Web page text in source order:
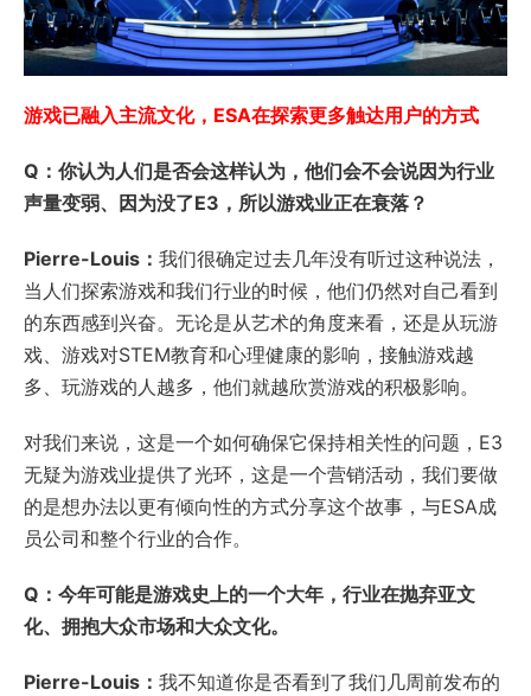
游戏已融入主流文化，ESA在探索更多触达用户的方式
Q：你认为人们是否会这样认为，他们会不会说因为行业
声量变弱、因为没了E3，所以游戏业正在衰落？
Pierre-Louis： 我们很确定过去几年没有听过这种说法，
当人们探索游戏和我们行业的时候，他们仍然对自己看到
的东西感到兴奋。无论是从艺术的角度来看，还是从玩游
戏、游戏对STEM教育和心理健康的影响，接触游戏越
多、玩游戏的人越多，他们就越欣赏游戏的积极影响。
对我们来说，这是一个如何确保它保持相关性的问题，E3
无疑为游戏业提供了光环，这是一个营销活动，我们要做
的是想办法以更有倾向性的方式分享这个故事，与ESA成
员公司和整个行业的合作。
Q：今年可能是游戏史上的一个大年，行业在抛弃亚文
化、拥抱大众市场和大众文化。
Pierre-Louis： 我不知道你是否看到了我们几周前发布的